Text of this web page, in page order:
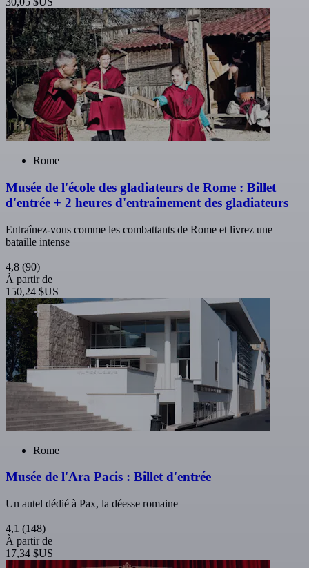
Rome
Musée de l'école des gladiateurs de Rome : Billet
d'entrée + 2 heures d'entraînement des gladiateurs
Entraînez-vous comme les combattants de Rome et livrez une
bataille intense
4,8 (90)
À partir de
150,24 $US
Rome
Musée de l'Ara Pacis : Billet d'entrée
Un autel dédié à Pax, la déesse romaine
4,1 (148)
À partir de
17,34 $US